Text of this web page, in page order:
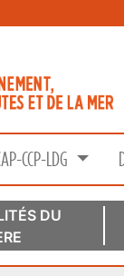
CCP-LDG
DU